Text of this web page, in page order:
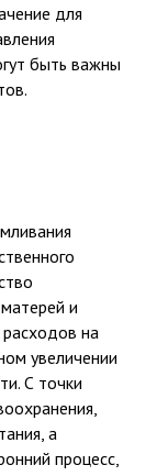
для
быть важны
и
на
увеличении
С точки
а
процесс,